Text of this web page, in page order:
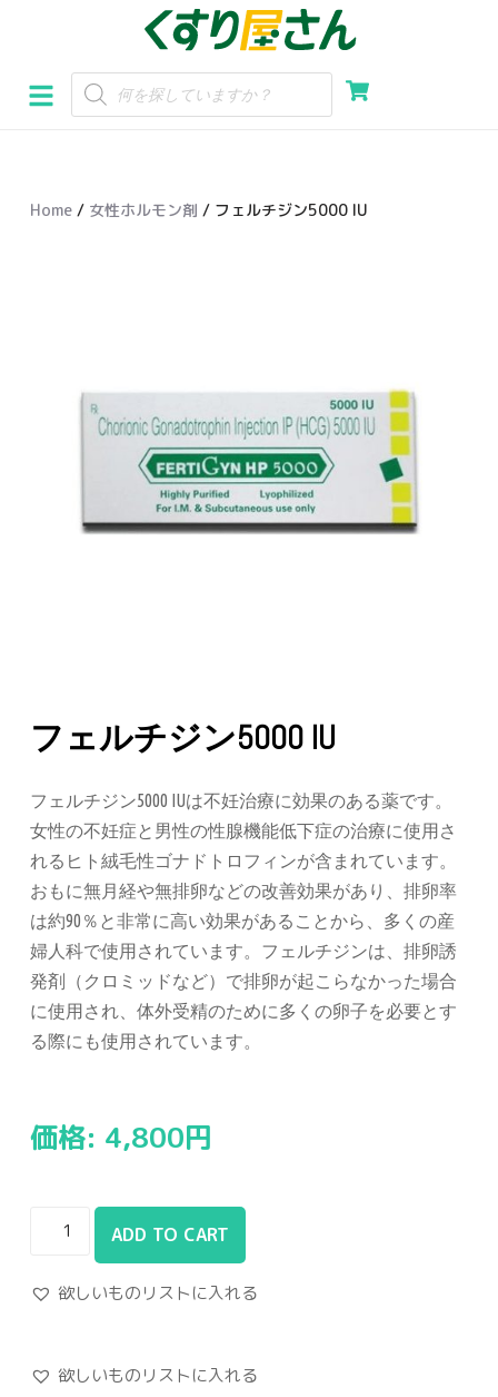
ン
テ
スHome / 女性ホルモン剤 / フェルチジン5000 IU
フェルチジン5000 IU
フェルチジン5000 IUは不妊治療に効果のある薬です。
女性の不妊症と男性の性腺機能低下症の治療に使用さ
れるヒト絨毛性ゴナドトロフィンが含まれています。
おもに無月経や無排卵などの改善効果があり、排卵率
は約90 ％と非常に高い効果があることから、多くの産
婦人科で使用されています。フェルチジンは、排卵誘
発剤（クロミッドなど）で排卵が起こらなかった場合
に使用され、体外受精のために多くの卵子を必要とす
る際にも使用されています。
価格: 4,800円
ADD TO CART
欲しいものリストに入れる
欲しいものリストに入れる